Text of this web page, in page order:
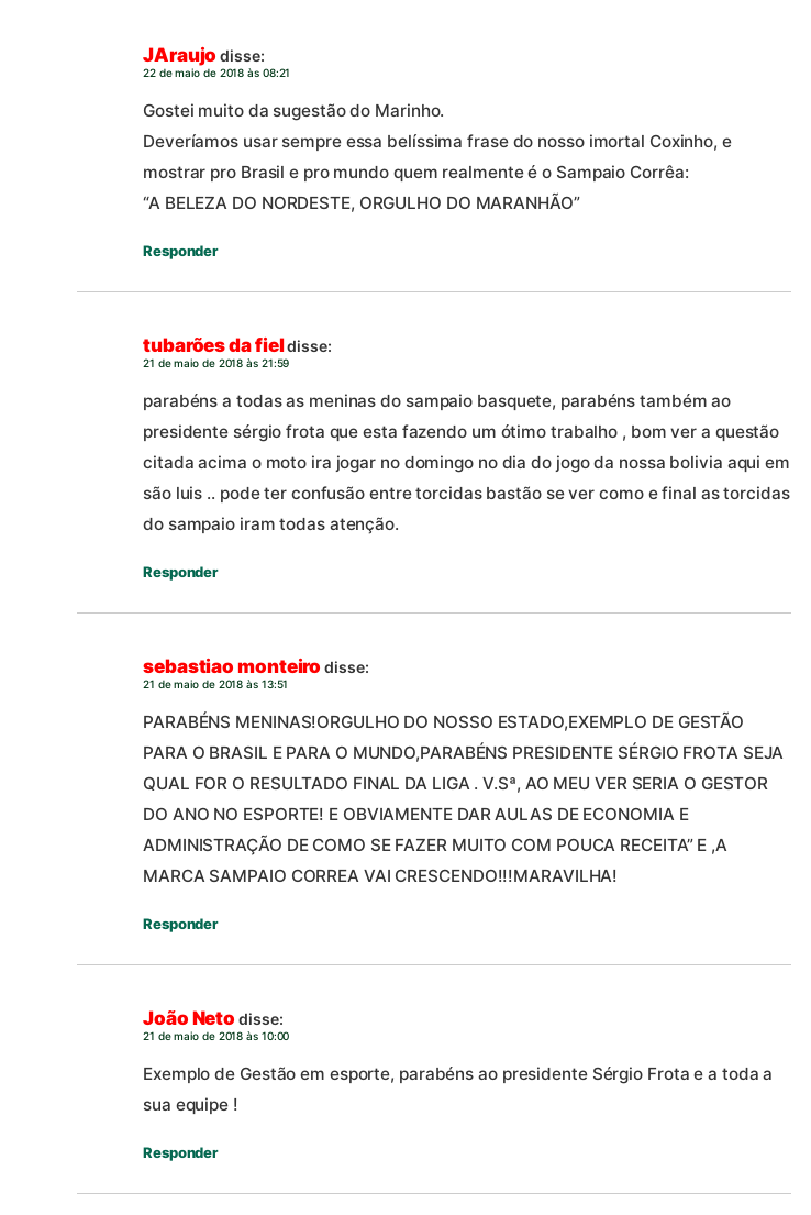
JAraujo disse:
22 de maio de 2018 às 08:21
Gostei muito da sugestão do Marinho.
Deveríamos usar sempre essa belíssima frase do nosso imortal Coxinho, e
mostrar pro Brasil e pro mundo quem realmente é o Sampaio Corrêa:
“A BELEZA DO NORDESTE, ORGULHO DO MARANHÃO”
Responder
tubarões da fieldisse:
21 de maio de 2018 às 21:59
parabéns a todas as meninas do sampaio basquete, parabéns também ao
presidente sérgio frota que esta fazendo um ótimo trabalho , bom ver a questão
citada acima o moto ira jogar no domingo no dia do jogo da nossa bolivia aqui em
são luis .. pode ter confusão entre torcidas bastão se ver como e final as torcidas
do sampaio iram todas atenção.
Responder
sebastiao monteiro disse:
21 de maio de 2018 às 13:51
PARABÉNS MENINAS!ORGULHO DO NOSSO ESTADO,EXEMPLO DE GESTÃO
PARA O BRASIL E PARA O MUNDO,PARABÉNS PRESIDENTE SÉRGIO FROTA SEJA
QUAL FOR O RESULTADO FINAL DA LIGA . V.Sª, AO MEU VER SERIA O GESTOR
DO ANO NO ESPORTE! E OBVIAMENTE DAR AULAS DE ECONOMIA E
ADMINISTRAÇÃO DE COMO SE FAZER MUITO COM POUCA RECEITA” E ,A
MARCA SAMPAIO CORREA VAI CRESCENDO!!!MARAVILHA!
Responder
João Neto disse:
21 de maio de 2018 às 10:00
Exemplo de Gestão em esporte, parabéns ao presidente Sérgio Frota e a toda a
sua equipe !
Responder